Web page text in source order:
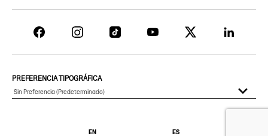
EN ES
PREFERENCIA TIPOGRÁFICA